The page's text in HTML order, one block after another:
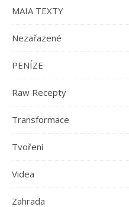
MAIA TEXTY
Nezařazené
PENÍZE
Raw Recepty
Transformace
Tvoření
Videa
Zahrada